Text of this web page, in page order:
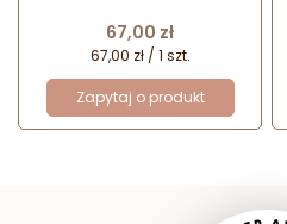
ml
Cena
67,00 zł
67,00 zł / 1 szt.
Zapytaj o produkt